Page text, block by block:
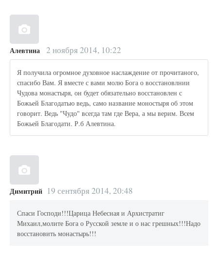
Алевтина 2 ноября 2014, 10:22
Я получила огромное духовное наслаждение от прочитаного,
спасибо Вам. Я вместе с вами молю Бога о восстановлнии
Чудова монастыря, он будет обязательно восстановлен с
Божьей Благодатью ведь, само название моностыря об этом
говорит. Ведь "Чудо" всегда там где Вера, а мы верим. Всем
Божьей Благодати. Р.б Алевтина.
Димитрий 19 сентября 2014, 20:48
Спаси Господи!!!Царица Небесная и Архистратиг
Михаил,молите Бога о Русской земле и о нас грешных!!!Надо
восстановить монастырь!!!